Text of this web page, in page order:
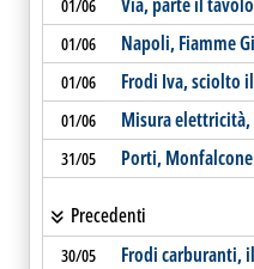
01/06
01/06 Napoli, Fiamme
01/06 Frodi Iva, sciolto
01/06 Misura
31/05 Porti,
Precedenti
30/05 Frodi carburanti,